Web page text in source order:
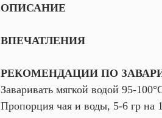
ОПИСАНИЕ
ВПЕЧАТЛЕНИЯ
РЕКОМЕНДАЦИИ ПО
Заваривать мягкой водой 95-
Пропорция чая и воды, 5-6 гр на